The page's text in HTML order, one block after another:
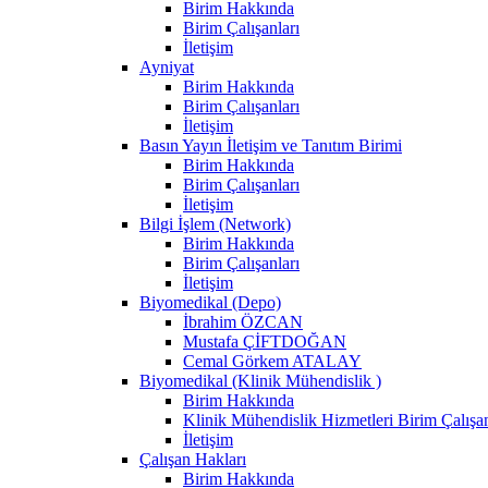
Birim Hakkında
Birim Çalışanları
İletişim
Ayniyat
Birim Hakkında
Birim Çalışanları
İletişim
Basın Yayın İletişim ve Tanıtım Birimi
Birim Hakkında
Birim Çalışanları
İletişim
Bilgi İşlem (Network)
Birim Hakkında
Birim Çalışanları
İletişim
Biyomedikal (Depo)
İbrahim ÖZCAN
Mustafa ÇİFTDOĞAN
Cemal Görkem ATALAY
Biyomedikal (Klinik Mühendislik )
Birim Hakkında
Klinik Mühendislik Hizmetleri Birim
İletişim
Çalışan Hakları
Birim Hakkında